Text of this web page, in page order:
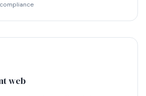
compliance
web